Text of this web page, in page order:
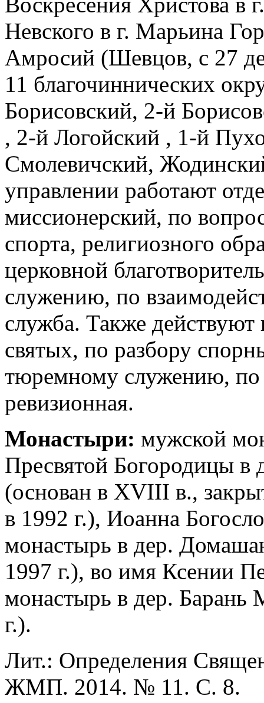
Невского в г. Марьина
Амросий (Шевцов, с 27
11 благочиннических
Борисовский, 2-й
, 2-й Логойский , 1-й
Смолевичский,
управлении работают
миссионерский, по
спорта, религиозного
церковной
служению, по
служба. Также
святых, по разбору
тюремному служению, по
ревизионная.
Монастыри: мужской
Пресвятой Богородицы
(основан в XVIII в.,
в 1992 г.), Иоанна
монастырь в дер.
1997 г.), во имя Ксении
монастырь в дер. Барань
г.).
Лит.: Определения
ЖМП. 2014. № 11. С. 8.